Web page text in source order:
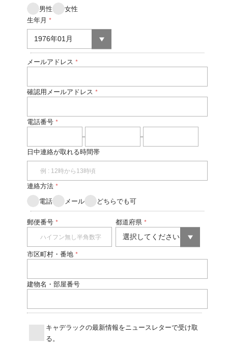
男性
女性
生年月 *
メールアドレス *
確認用メールアドレス *
電話番号 *
日中連絡が取れる時間帯
連絡方法 *
電話
メール どちらでも可
郵便番号 * 都道府県 *
市区町村・番地 *
建物名・部屋番号
キャデラックの最新情報をニュースレターで受け取
る。